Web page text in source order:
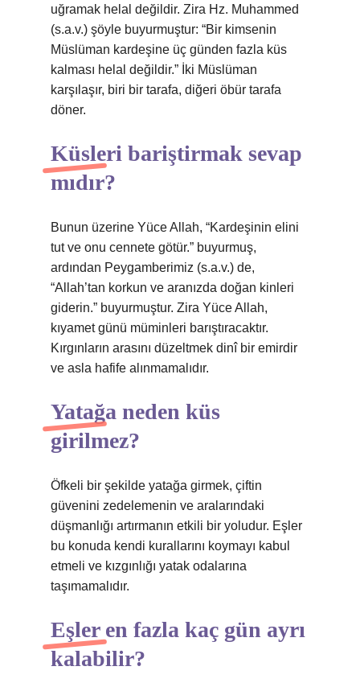
uğramak helal değildir. Zira Hz. Muhammed
(s.a.v.) şöyle buyurmuştur: “Bir kimsenin
Müslüman kardeşine üç günden fazla küs
kalması helal değildir.” İki Müslüman
karşılaşır, biri bir tarafa, diğeri öbür tarafa
döner.
Küsleri bariştirmak sevap
mıdır?
Bunun üzerine Yüce Allah, “Kardeşinin elini
tut ve onu cennete götür.” buyurmuş,
ardından Peygamberimiz (s.a.v.) de,
“Allah’tan korkun ve aranızda doğan kinleri
giderin.” buyurmuştur. Zira Yüce Allah,
kıyamet günü müminleri barıştıracaktır.
Kırgınların arasını düzeltmek dinî bir emirdir
ve asla hafife alınmamalıdır.
Yatağa neden küs
girilmez?
Öfkeli bir şekilde yatağa girmek, çiftin
güvenini zedelemenin ve aralarındaki
düşmanlığı artırmanın etkili bir yoludur. Eşler
bu konuda kendi kurallarını koymayı kabul
etmeli ve kızgınlığı yatak odalarına
taşımamalıdır.
Eşler en fazla kaç gün ayrı
kalabilir?